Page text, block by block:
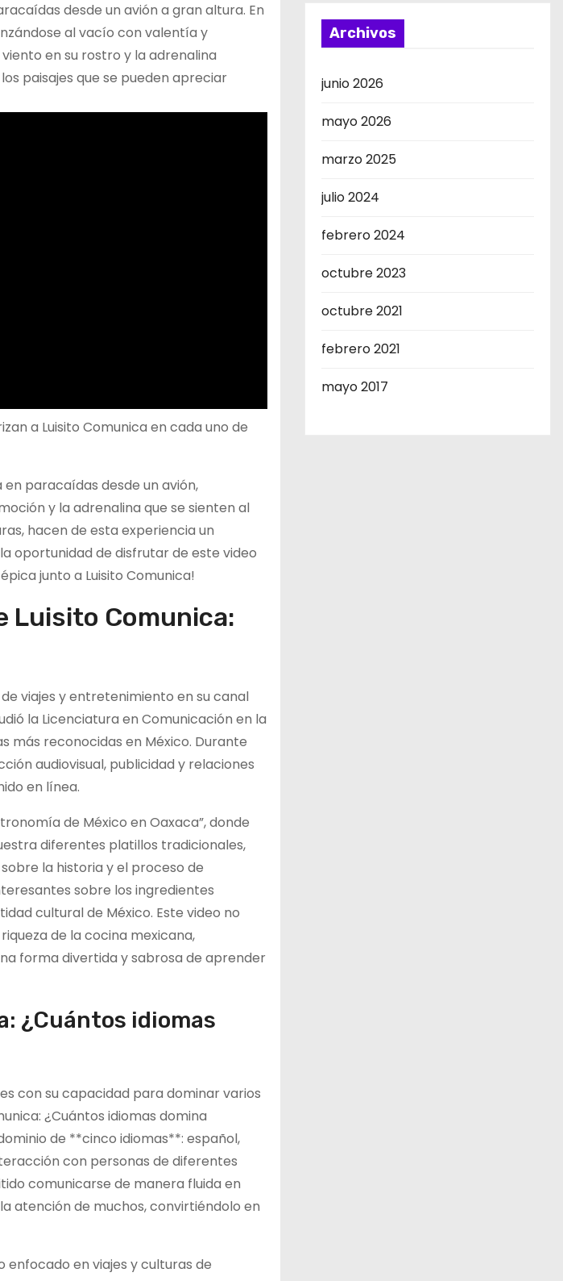
desde un avión a gran altura. En
al vacío con valentía y
en su rostro y la adrenalina
paisajes que se pueden apreciar
a Luisito Comunica en cada uno de
en paracaídas desde un avión,
y la adrenalina que se sienten al
hacen de esta experiencia un
oportunidad de disfrutar de este video
junto a Luisito Comunica!
Luisito Comunica:
viajes y entretenimiento en su canal
la Licenciatura en Comunicación en la
más reconocidas en México. Durante
audiovisual, publicidad y relaciones
en línea.
de México en Oaxaca”, donde
diferentes platillos tradicionales,
la historia y el proceso de
sobre los ingredientes
cultural de México. Este video no
de la cocina mexicana,
forma divertida y sabrosa de aprender
¿Cuántos idiomas
con su capacidad para dominar varios
¿Cuántos idiomas domina
de **cinco idiomas**: español,
con personas de diferentes
comunicarse de manera fluida en
atención de muchos, convirtiéndolo en
enfocado en viajes y culturas de
Archivos
junio 2026
mayo 2026
marzo 2025
julio 2024
febrero 2024
octubre 2023
octubre 2021
febrero 2021
mayo 2017